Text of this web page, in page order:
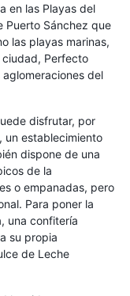
en las Playas del
Puerto Sánchez que
las playas marinas,
Perfecto
del
disfrutar, por
un establecimiento
dispone de una
de la
o empanadas, pero
Para poner la
una confitería
su propia
de Leche